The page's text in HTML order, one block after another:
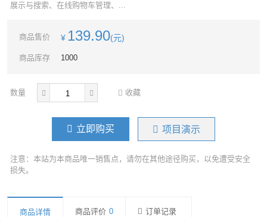
展示与搜索、在线购物车管理、...
商品售价 ¥ 139.90(元)
商品库存 1000
数量 收藏
立即购买 项目演示
注意：本站为本商品唯一销售点，请勿在其他途径购买，以免遭受安全
损失。
商品详情 商品评价 0 订单记录